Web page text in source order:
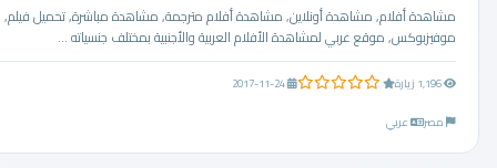
مشاهدة أفلام, مشاهدة أونلاين, مشاهدة أفلام مترجمة, مشاهدة مباشرة, تحميل فيلم,
موفيزبوكس, موقع عربي لمشاهدة الأفلام العربية والأجنبية بمختلف جنسياته ...
0.0 من 5 نجوم
2017-11-24
مصر
عربي